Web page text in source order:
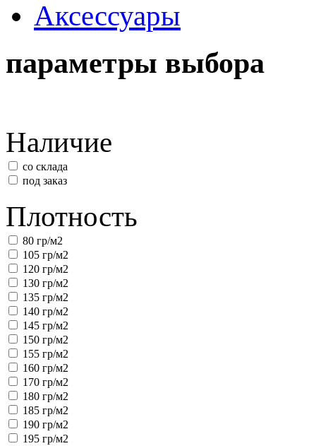
Аксессуары
параметры выбора
Наличие
со склада
под заказ
Плотность
80 гр/м2
105 гр/м2
120 гр/м2
130 гр/м2
135 гр/м2
140 гр/м2
145 гр/м2
150 гр/м2
155 гр/м2
160 гр/м2
170 гр/м2
180 гр/м2
185 гр/м2
190 гр/м2
195 гр/м2